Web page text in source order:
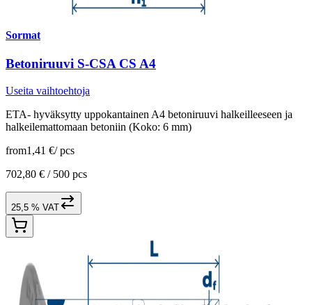
Sormat
Betoniruuvi S-CSA CS A4
Useita vaihtoehtoja
ETA- hyväksytty uppokantainen A4 betoniruuvi halkeilleeseen ja
halkeilemattomaan betoniin (Koko: 6 mm)
from1,41 €/ pcs
702,80 € / 500 pcs
25,5 % VAT